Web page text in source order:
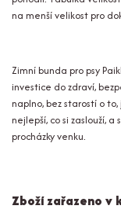
na menší velikost pro
Zimní bunda pro psy
investice do zdraví,
naplno, bez starostí o
nejlepší, co si zaslouží,
procházky venku.
Zboží zařazeno v